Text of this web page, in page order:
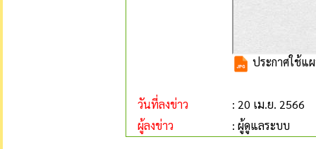
ประกาศใช้แ
วันที่ลงข่าว
: 20 เม.ย. 2566
ผู้ลงข่าว
: ผู้ดูแลระบบ